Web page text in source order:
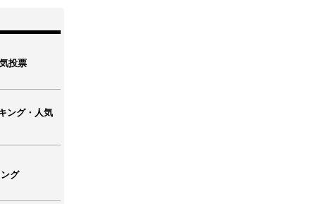
投票
ング・人気
グ